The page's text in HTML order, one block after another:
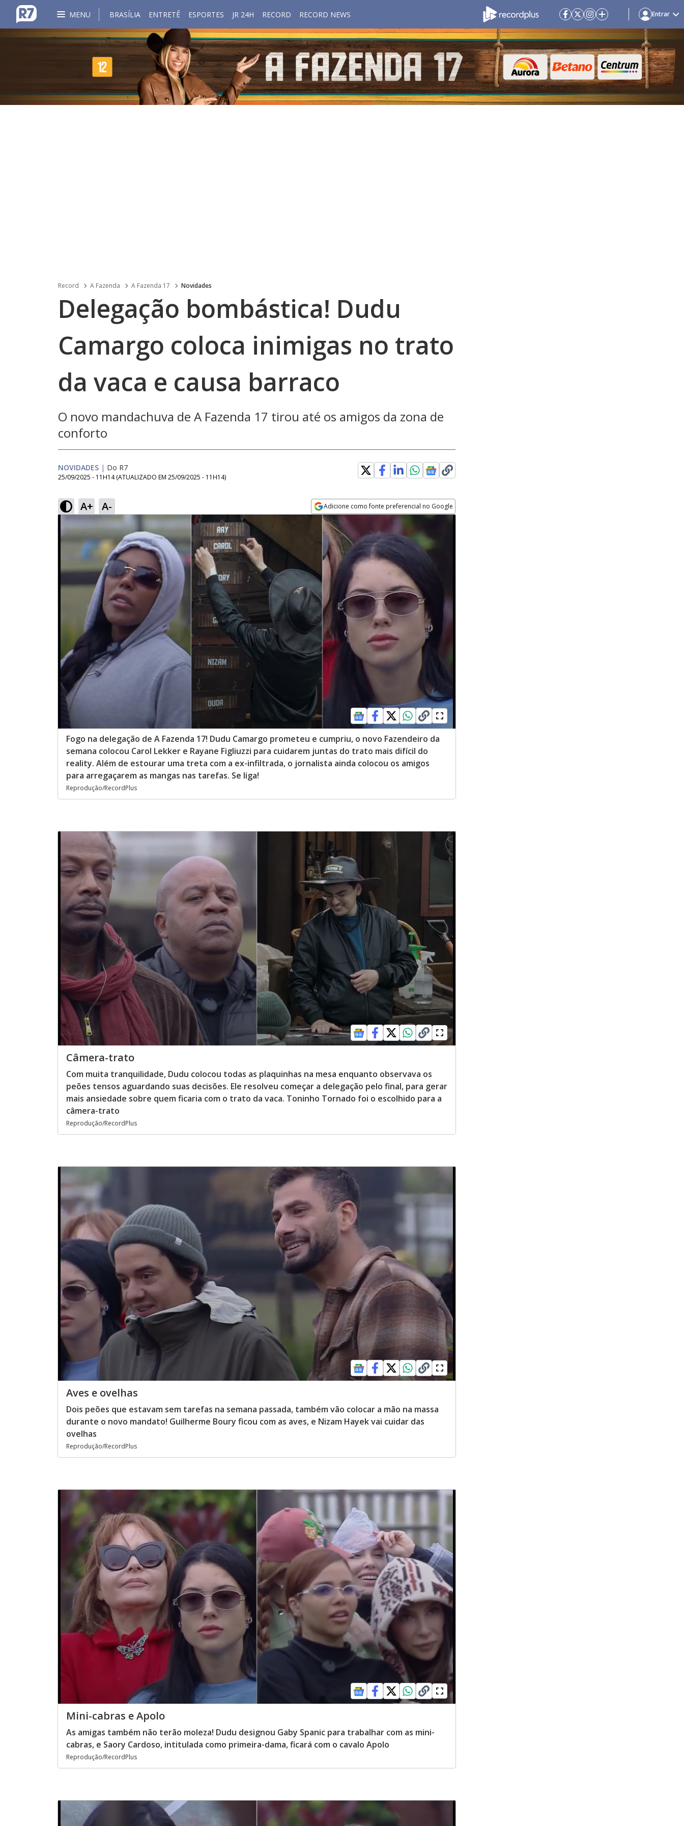
MENU BRASÍLIA ENTRETÊ ESPORTES JR 24H RECORD RECORD NEWS Entrar
Record A Fazenda A Fazenda 17 Novidades
Delegação bombástica! Dudu
Camargo coloca inimigas no trato
da vaca e causa barraco
O novo mandachuva de A Fazenda 17 tirou até os amigos da zona de
conforto
NOVIDADES | Do R7
25/09/2025 - 11H14 (ATUALIZADO EM 25/09/2025 - 11H14)
A+ A- Adicione como fonte preferencial no Google
Opens in new window
Fogo na delegação de A Fazenda 17! Dudu Camargo prometeu e cumpriu, o novo Fazendeiro da
semana colocou Carol Lekker e Rayane Figliuzzi para cuidarem juntas do trato mais difícil do
reality. Além de estourar uma treta com a ex-infiltrada, o jornalista ainda colocou os amigos
para arregaçarem as mangas nas tarefas. Se liga!
Reprodução/RecordPlus
Câmera-trato
Com muita tranquilidade, Dudu colocou todas as plaquinhas na mesa enquanto observava os
peões tensos aguardando suas decisões. Ele resolveu começar a delegação pelo final, para gerar
mais ansiedade sobre quem ficaria com o trato da vaca. Toninho Tornado foi o escolhido para a
câmera-trato
Reprodução/RecordPlus
Aves e ovelhas
Dois peões que estavam sem tarefas na semana passada, também vão colocar a mão na massa
durante o novo mandato! Guilherme Boury ficou com as aves, e Nizam Hayek vai cuidar das
ovelhas
Reprodução/RecordPlus
Mini-cabras e Apolo
As amigas também não terão moleza! Dudu designou Gaby Spanic para trabalhar com as mini-
cabras, e Saory Cardoso, intitulada como primeira-dama, ficará com o cavalo Apolo
Reprodução/RecordPlus